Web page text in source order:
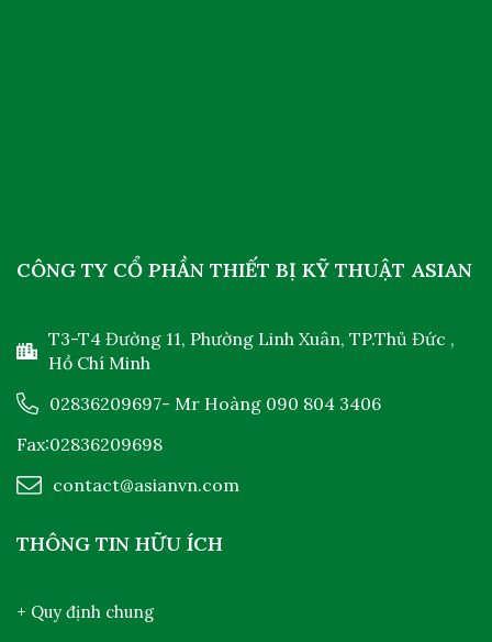
CÔNG TY CỔ PHẦN THIẾT BỊ KỸ THUẬT ASIAN
T3-T4 Đường 11, Phường Linh Xuân, TP.Thủ Đức ,
Hồ Chí Minh
02836209697- Mr Hoàng 090 804 3406
Fax:02836209698
contact@asianvn.com
THÔNG TIN HỮU ÍCH
+ Quy định chung